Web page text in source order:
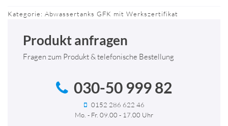
Kategorie: Abwassertanks GFK mit Werkszertifikat
Produkt anfragen
Fragen zum Produkt & telefonische Bestellung
030-50 999 82
0152 286 622 46
Mo. - Fr. 09.00 - 17.00 Uhr